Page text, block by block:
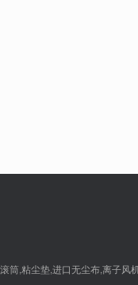
,粘尘垫,进口无尘布,离子